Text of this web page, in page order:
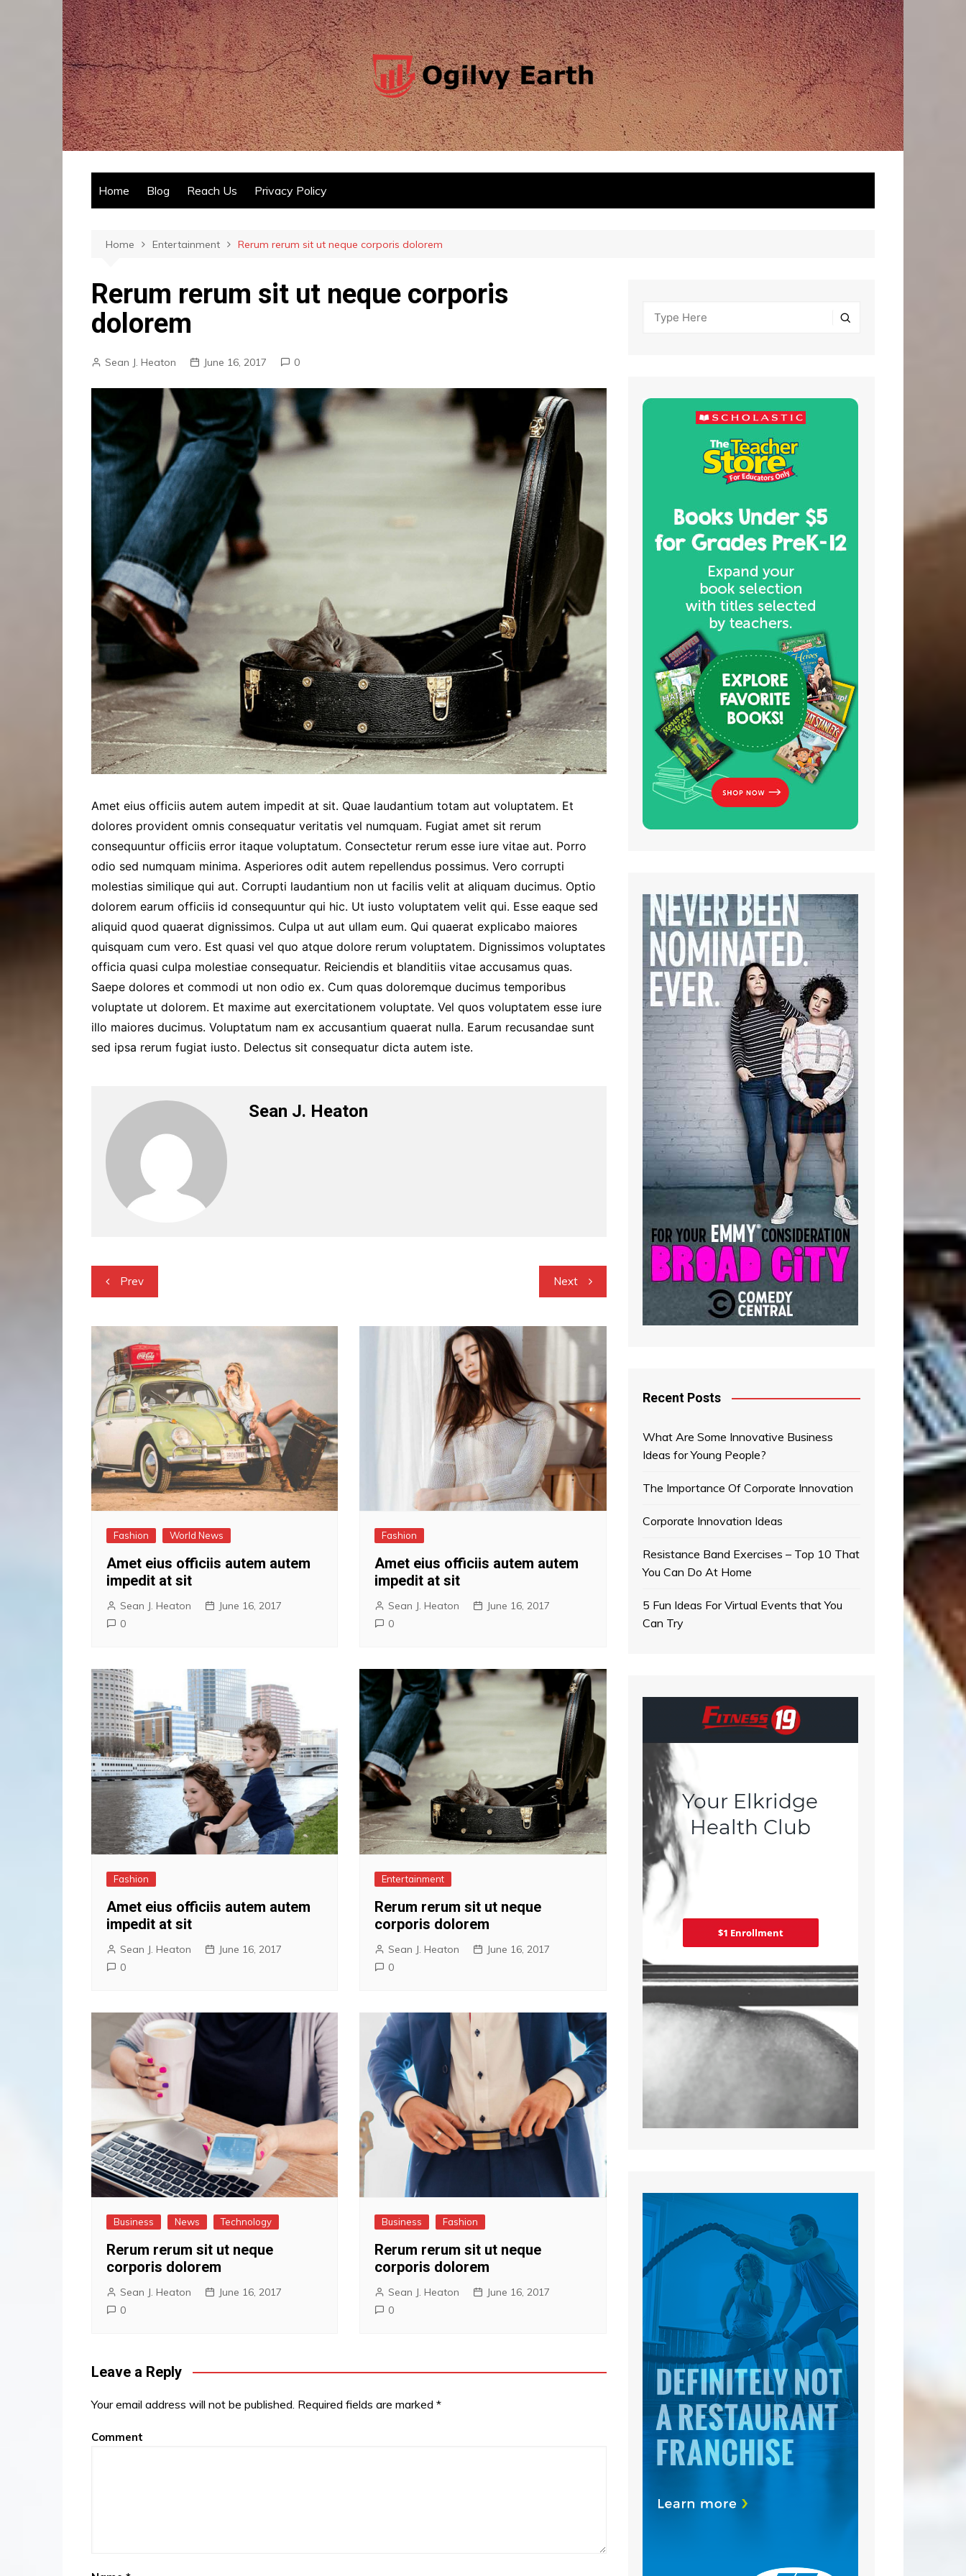
Home Blog Reach Us Privacy Policy
Home Entertainment Rerum rerum sit ut neque corporis dolorem
Rerum rerum sit ut neque corporis
dolorem
Sean J. Heaton June 16, 2017 0
Amet eius officiis autem autem impedit at sit. Quae laudantium totam aut voluptatem. Et
dolores provident omnis consequatur veritatis vel numquam. Fugiat amet sit rerum
consequuntur officiis error itaque voluptatum. Consectetur rerum esse iure vitae aut. Porro
odio sed numquam minima. Asperiores odit autem repellendus possimus. Vero corrupti
molestias similique qui aut. Corrupti laudantium non ut facilis velit at aliquam ducimus. Optio
dolorem earum officiis id consequuntur qui hic. Ut iusto voluptatem velit qui. Esse eaque sed
aliquid quod quaerat dignissimos. Culpa ut aut ullam eum. Qui quaerat explicabo maiores
quisquam cum vero. Est quasi vel quo atque dolore rerum voluptatem. Dignissimos voluptates
officia quasi culpa molestiae consequatur. Reiciendis et blanditiis vitae accusamus quas.
Saepe dolores et commodi ut non odio ex. Cum quas doloremque ducimus temporibus
voluptate ut dolorem. Et maxime aut exercitationem voluptate. Vel quos voluptatem esse iure
illo maiores ducimus. Voluptatum nam ex accusantium quaerat nulla. Earum recusandae sunt
sed ipsa rerum fugiat iusto. Delectus sit consequatur dicta autem iste.
Sean J. Heaton
Post
navigation
Prev Next
Fashion World News
Amet eius officiis autem autem
impedit at sit
Sean J. Heaton
June 16, 2017
0
Fashion
Amet eius officiis autem autem
impedit at sit
Sean J. Heaton
June 16, 2017
0
Fashion
Amet eius officiis autem autem
impedit at sit
Sean J. Heaton
June 16, 2017
0
Entertainment
Rerum rerum sit ut neque
corporis dolorem
Sean J. Heaton
June 16, 2017
0
Business News Technology
Rerum rerum sit ut neque
corporis dolorem
Sean J. Heaton
June 16, 2017
0
Business Fashion
Rerum rerum sit ut neque
corporis dolorem
Sean J. Heaton
June 16, 2017
0
Leave a Reply
Your email address will not be published. Required fields are marked *
Comment
Recent Posts
What Are Some Innovative Business
Ideas for Young People?
The Importance Of Corporate Innovation
Corporate Innovation Ideas
Resistance Band Exercises – Top 10 That
You Can Do At Home
5 Fun Ideas For Virtual Events that You
Can Try